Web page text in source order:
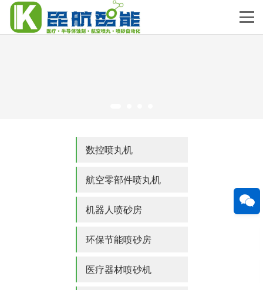
数控喷丸机
航空零部件喷丸机
机器人喷砂房
环保节能喷砂房
医疗器材喷砂机